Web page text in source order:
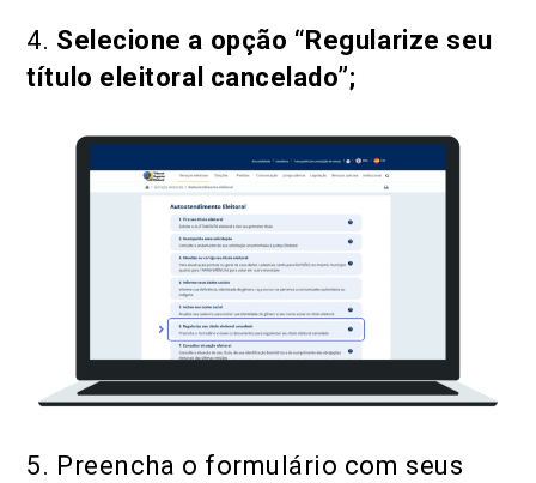
4. Selecione a opção “Regularize seu
título eleitoral cancelado”;
5. Preencha o formulário com seus